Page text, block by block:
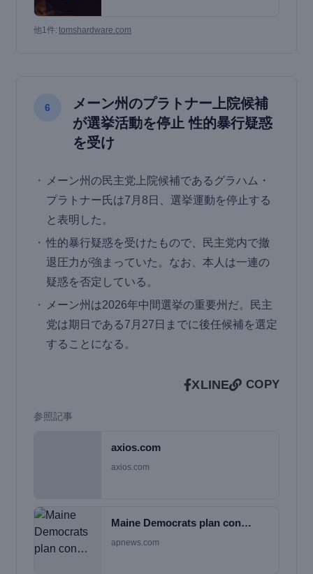
他1件: tomshardware.com
6
メーン州のプラトナー上院候補
が選挙活動を停止 性的暴行疑惑
を受け
メーン州の民主党上院候補であるグラハム・
プラトナー氏は7月8日、選挙運動を停止する
と表明した。
性的暴行疑惑を受けたもので、民主党内で撤
退圧力が強まっていた。なお、本人は一連の
疑惑を否定している。
メーン州は2026年中間選挙の重要州だ。民主
党は期日である7月27日までに後任候補を選定
することになる。
XLINE COPY
参照記事
axios.com
axios.com
Maine Democrats plan con…
apnews.com